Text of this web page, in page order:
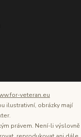
veteran.eu
ilustrativní, obrázky mají
právem. Není-li výslovně